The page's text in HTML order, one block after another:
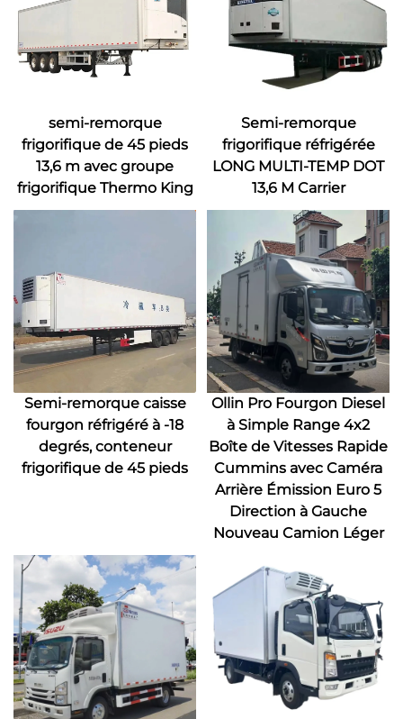
semi-remorque
frigorifique de 45 pieds
13,6 m avec groupe
frigorifique Thermo King
Semi-remorque
frigorifique réfrigérée
LONG MULTI-TEMP DOT
13,6 M Carrier
Semi-remorque caisse
fourgon réfrigéré à -18
degrés, conteneur
frigorifique de 45 pieds
Ollin Pro Fourgon Diesel
à Simple Range 4x2
Boîte de Vitesses Rapide
Cummins avec Caméra
Arrière Émission Euro 5
Direction à Gauche
Nouveau Camion Léger